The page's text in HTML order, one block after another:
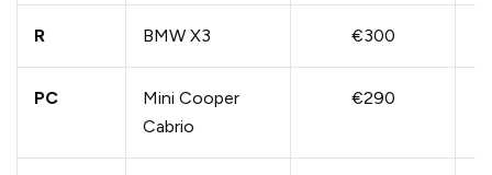
R BMW X3 €300
PC
Mini Cooper
Cabrio
€290